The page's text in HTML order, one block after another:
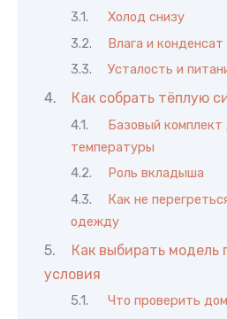
Холод снизу
Влага и конденсат
Усталость и
Как собрать тёплую
Базовый комплект
температуры
Роль вкладыша
Как не
одежду
Как выбирать модель
условия
Что проверить